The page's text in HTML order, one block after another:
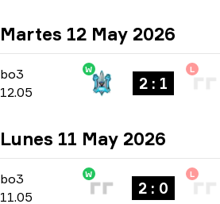
Martes 12 May 2026
bo3 Group Stage- bo3
12.05
W
2 : 1
L
Lunes 11 May 2026
bo3 Group Stage
bo3
11.05
W
2 : 0
L